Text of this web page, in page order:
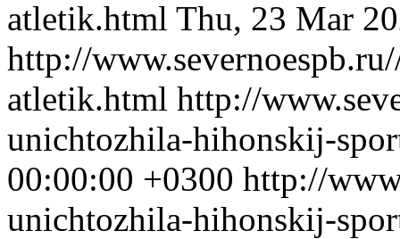
atletik.html Thu, 23 Mar
http://
atletik.html http://
unichtozhila-hihonskij-
00:00:00 +0300 http://
unichtozhila-hihonskij-